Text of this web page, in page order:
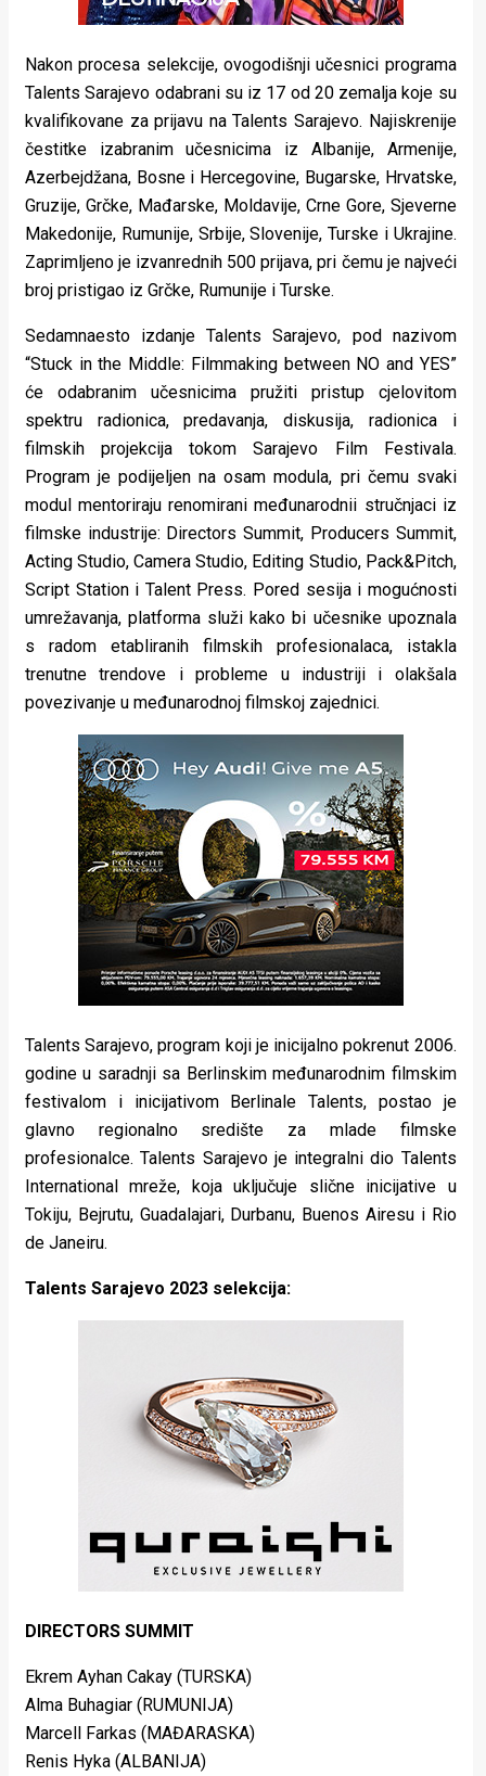
Magazin
Nakon procesa selekcije, ovogodišnji učesnici programa
Talents Sarajevo odabrani su iz 17 od 20 zemalja koje su
kvalifikovane za prijavu na Talents Sarajevo. Najiskrenije
čestitke izabranim učesnicima iz Albanije, Armenije,
Azerbejdžana, Bosne i Hercegovine, Bugarske, Hrvatske,
Gruzije, Grčke, Mađarske, Moldavije, Crne Gore, Sjeverne
Makedonije, Rumunije, Srbije, Slovenije, Turske i Ukrajine.
Zaprimljeno je izvanrednih 500 prijava, pri čemu je najveći
broj pristigao iz Grčke, Rumunije i Turske.
Sedamnaesto izdanje Talents Sarajevo, pod nazivom
“Stuck in the Middle: Filmmaking between NO and YES”
će odabranim učesnicima pružiti pristup cjelovitom
spektru radionica, predavanja, diskusija, radionica i
filmskih projekcija tokom Sarajevo Film Festivala.
Program je podijeljen na osam modula, pri čemu svaki
modul mentoriraju renomirani međunarodnii stručnjaci iz
filmske industrije: Directors Summit, Producers Summit,
Acting Studio, Camera Studio, Editing Studio, Pack&Pitch,
Script Station i Talent Press. Pored sesija i mogućnosti
umrežavanja, platforma služi kako bi učesnike upoznala
s radom etabliranih filmskih profesionalaca, istakla
trenutne trendove i probleme u industriji i olakšala
povezivanje u međunarodnoj filmskoj zajednici.
Talents Sarajevo, program koji je inicijalno pokrenut 2006.
godine u saradnji sa Berlinskim međunarodnim filmskim
festivalom i inicijativom Berlinale Talents, postao je
glavno regionalno središte za mlade filmske
profesionalce. Talents Sarajevo je integralni dio Talents
International mreže, koja uključuje slične inicijative u
Tokiju, Bejrutu, Guadalajari, Durbanu, Buenos Airesu i Rio
de Janeiru.
Talents Sarajevo 2023 selekcija:
DIRECTORS SUMMIT
Ekrem Ayhan Cakay (TURSKA)
Alma Buhagiar (RUMUNIJA)
Marcell Farkas (MAĐARASKA)
Renis Hyka (ALBANIJA)